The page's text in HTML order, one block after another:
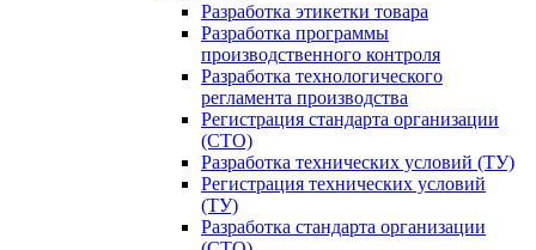
Разработка этикетки товара
Разработка программы
производственного контроля
Разработка технологического
регламента производства
Регистрация стандарта организации
(СТО)
Разработка технических условий (ТУ)
Регистрация технических условий
(ТУ)
Разработка стандарта организации